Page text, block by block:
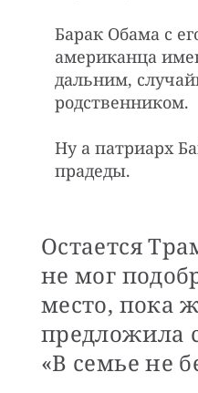
Барак Обама с
американца
дальним,
родственником.
Ну а патриарх
прадеды.
Остается
не мог
место, пока
предложила
«В семье не